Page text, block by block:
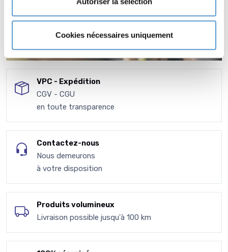
Cookies nécessaires uniquement
VPC - Expédition
CGV - CGU
en toute transparence
Contactez-nous
Nous demeurons
à votre disposition
Produits volumineux
Livraison possible jusqu'à 100 km